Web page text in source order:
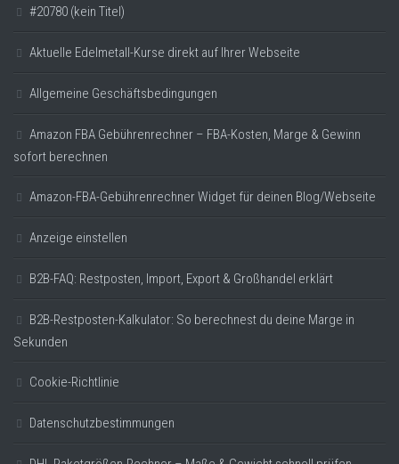
#20780 (kein Titel)
Aktuelle Edelmetall-Kurse direkt auf Ihrer Webseite
Allgemeine Geschäftsbedingungen
Amazon FBA Gebührenrechner – FBA-Kosten, Marge & Gewinn
sofort berechnen
Amazon-FBA-Gebührenrechner Widget für deinen Blog/Webseite
Anzeige einstellen
B2B-FAQ: Restposten, Import, Export & Großhandel erklärt
B2B-Restposten-Kalkulator: So berechnest du deine Marge in
Sekunden
Cookie-Richtlinie
Datenschutzbestimmungen